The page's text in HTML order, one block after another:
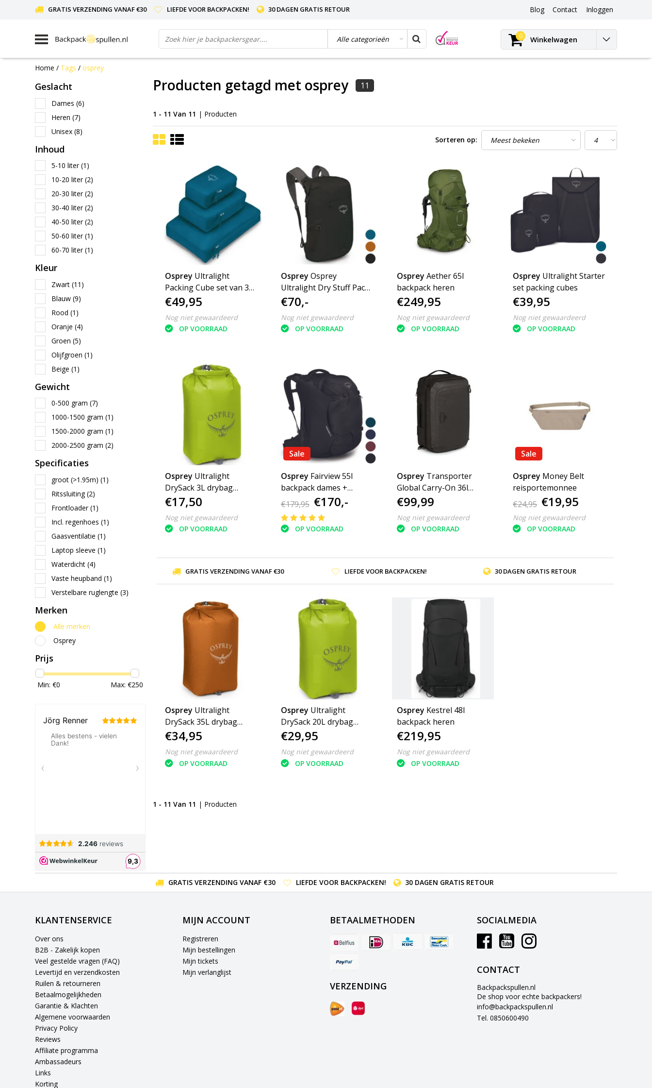
GRATIS VERZENDING VANAF €30 LIEFDE VOOR BACKPACKEN! 30 DAGEN GRATIS RETOUR Blog
Blog
Contact Inloggen
0 Winkelwagen
Home / Tags / osprey
Geslacht
Dames (6)
Heren (7)
Unisex (8)
Inhoud
5-10 liter(1)
10-20 liter(2)
20-30 liter(2)
30-40 liter(2)
40-50 liter(2)
50-60 liter(1)
60-70 liter(1)
Kleur
Zwart (11)
Blauw (9)
Rood (1)
Oranje (4)
Groen (5)
Olijfgroen (1)
Beige (1)
Gewicht
0-500 gram (7)
1000-1500 gram (1)
1500-2000 gram (1)
2000-2500 gram (2)
Specificaties
groot (>1.95m) (1)
Ritssluiting(2)
Frontloader(1)
Incl. regenhoes (1)
Gaasventilatie (1)
Laptop sleeve (1)
Waterdicht (4)
Vaste heupband (1)
Verstelbare ruglengte (3)
Merken
Alle merken
Osprey
Prijs
Min: €0 Max: €250
Producten getagd met osprey 11
1 - 11 Van 11 | Producten
Sorteren op:
Osprey Ultralight
Packing Cube set van 3
packing cubes
inpakzakken
€49,95
Nog niet gewaardeerd
OP VOORRAAD
Osprey Osprey
Ultralight Dry Stuff Pack
20lwaterdichte rugzak
€70,-
Nog niet gewaardeerd
OP VOORRAAD
Osprey Aether 65l
backpack heren
€249,95
Nog niet gewaardeerd
OP VOORRAAD
Osprey Ultralight Starter
set packing cubes
€39,95
Nog niet gewaardeerd
OP VOORRAAD
Osprey Ultralight
DrySack 3L drybag
waterdichte tas
€17,50
Nog niet gewaardeerd
OP VOORRAAD
Sale
Osprey Fairview 55l
backpack dames +
daypack travelpack
€179,95 €170,-
OP VOORRAAD
Osprey Transporter
Global Carry-On 36l
handbagage reistas -
€99,99
Nog niet gewaardeerd
OP VOORRAAD
Sale
Osprey Money Belt
reisportemonnee
€24,95 €19,95
Nog niet gewaardeerd
OP VOORRAAD
GRATIS VERZENDING VANAF €30 LIEFDE VOOR BACKPACKEN! 30 DAGEN GRATIS RETOUR
Osprey Ultralight
DrySack 35L drybag
waterdichte tas
€34,95
Nog niet gewaardeerd
OP VOORRAAD
Osprey Ultralight
DrySack 20L drybag
waterdichte tas
€29,95
Nog niet gewaardeerd
OP VOORRAAD
Osprey Kestrel 48l
backpack heren
€219,95
Nog niet gewaardeerd
OP VOORRAAD
1 - 11 Van 11 | Producten
GRATIS VERZENDING VANAF €30 LIEFDE VOOR BACKPACKEN! 30 DAGEN GRATIS RETOUR
KLANTENSERVICE
Over ons
B2B - Zakelijk kopen
Veel gestelde vragen (FAQ)
Levertijd en verzendkosten
Ruilen & retourneren
Betaalmogelijkheden
Garantie & Klachten
Algemene voorwaarden
Privacy Policy
Reviews
Affiliate programma
Ambassadeurs
Links
Korting
MIJN ACCOUNT
Registreren
Mijn bestellingen
Mijn tickets
Mijn verlanglijst
BETAALMETHODEN
VERZENDING
SOCIALMEDIA
CONTACT
Backpackspullen.nl
De shop voor echte backpackers!
info@backpackspullen.nl
Tel. 0850600490